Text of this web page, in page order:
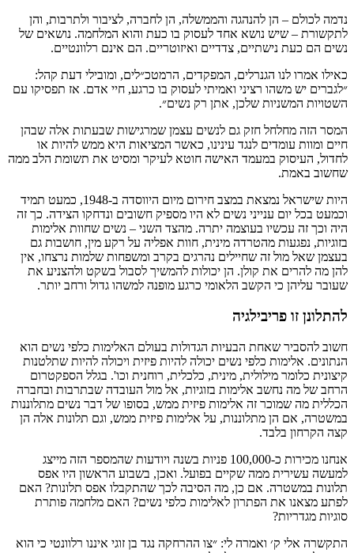
נדמה לכולם – הן להנהגה והממשלה, הן לחברה, לציבור ולתרבות, והן
לתקשורת – שיש נושא אחד לעסוק בו כעת והוא המלחמה. נושאים של
נשים הם כעת נישתיים, צדדיים ואיזוטריים. הם אינם רלוונטיים.
כאילו אמרו לנו הגנרלים, המפקדים, הרמטכ״לים, ומובילי דעת קהל:
״לגברים יש משהו רציני ואמיתי לעסוק בו כרגע, חיי אדם. אז תפסיקו עם
השטויות המשניות שלכן, אתן רק נשים״.
המסר הזה מחלחל חזק גם לנשים עצמן שמרגישות שבעתות אלה שבהן
חיים ומוות עומדים לנגד עינינו, כאשר המציאות היא ממש להיות או
לחדול, העיסוק במעמד האישה חוטא לעיקר ומסיט את תשומת הלב ממה
שחשוב באמת.
היות שישראל נמצאת במצב חירום מיום היווסדה ב-1948, כמעט תמיד
וכמעט בכל יום ענייני נשים לא היו מספיק חשובים ונדחקו הצידה. כך זה
היה וכך זה עכשיו בעוצמה יתרה. מהצד השני – נשים שחוות אלימות
בזוגיות, נפגעות מהטרדה מינית, חוות אפליה על רקע מין, חושבות גם
בעצמן שאל מול זה שחיילים נהרגים בקרב ומשפחות שלמות נרצחו, אין
להן מה להרים את קולן. הן יכולות להמשיך לסבול בשקט ולהצניע את
שעובר עליהן כי הקשב הלאומי כרגע מופנה למשהו גדול ורחב יותר.
להתלונן זו פריבילגיה
חשוב להסביר שאחת הבעיות הגדולות בעולם האלימות כלפי נשים הוא
הנתונים. אלימות כלפי נשים יכולה להיות פיזית ויכולה להיות שתלטנות
קיצונית כלומר מילולית, מינית, כלכלית, רוחנית וכו'. בגלל הספקטרום
הרחב של מה נחשב אלימות בזוגיות, אל מול העובדה שבתרבות ובחברה
הכללית מה שמוכר זה אלימות פיזית ממש, בסופו של דבר נשים מתלוננות
במשטרה, אם הן מתלוננות, על אלימות פיזית ממש, וגם תלונות אלה הן
קצה הקרחון בלבד.
אנחנו מכירות כ-100,000 פניות בשנה ויודעות שהמספר הזה מייצג
למעשה עשירית ממה שקיים בפועל. ואכן, בשבוע הראשון היו אפס
תלונות במשטרה. אם כן, מה הסיבה לכך שהתקבלו אפס תלונות? האם
לפתע מצאנו את הפתרון לאלימות כלפי נשים? האם מלחמה פותרת
סוגיות מגדריות?
התקשרה אלי ק׳ ואמרה לי: ״צו ההרחקה נגד בן זוגי איננו רלוונטי כי הוא